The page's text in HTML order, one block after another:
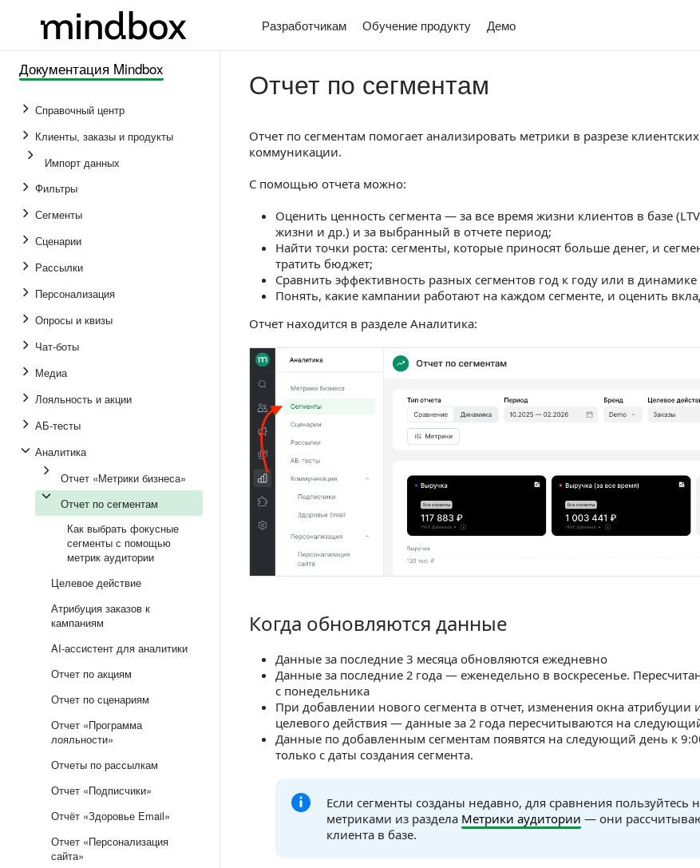
Разработчикам Обучение продукту Демо
Документация Mindbox
Справочный центр
Клиенты, заказы и продукты
Импорт данных
Фильтры
Сегменты
Сценарии
Рассылки
Персонализация
Опросы и квизы
Чат-боты
Медиа
Лояльность и акции
АБ-тесты
Аналитика
Отчет «Метрики бизнеса»
Отчет по сегментам
Как выбрать фокусные
сегменты с помощью
метрик аудитории
Целевое действие
Атрибуция заказов к
кампаниям
AI-ассистент для аналитики
Отчет по акциям
Отчет по сценариям
Отчет «Программа
лояльности»
Отчеты по рассылкам
Отчет «Подписчики»
Отчёт «Здоровье Email»
Отчет «Персонализация
сайта»
Отчет по сегментам
Отчет по сегментам помогает анализировать метрики в разрезе
коммуникации.
С помощью отчета можно:
Оценить ценность сегмента — за все время жизни клиентов в базе
жизни и др.) и за выбранный в отчете период;
Найти точки роста: сегменты, которые приносят больше денег, и
тратить бюджет;
Сравнить эффективность разных сегментов год к году или в
Понять, какие кампании работают на каждом сегменте, и оценить
Отчет находится в разделе Аналитика:
Когда обновляются данные
Когда обновляются данные
Данные за последние 3 месяца обновляются ежедневно
Данные за последние 2 года — еженедельно в воскресенье.
с понедельника
При добавлении нового сегмента в отчет, изменения окна атрибуции
целевого действия — данные за 2 года пересчитываются на
Данные по добавленным сегментам появятся на следующий день к
только с даты создания сегмента.
Если сегменты созданы недавно, для сравнения пользуйтесь
метриками из раздела Метрики аудитории — они
клиента в базе.